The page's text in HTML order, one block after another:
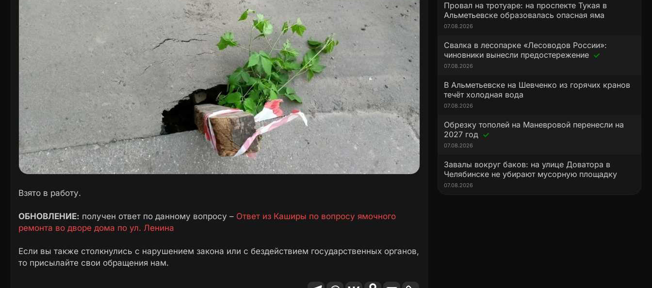
Взято в работу.
ОБНОВЛЕНИЕ: получен ответ по данному вопросу – Ответ из Каширы по вопросу ямочного
ремонта во дворе дома по ул. Ленина
Если вы также столкнулись с нарушением закона или с бездействием государственных органов,
то присылайте свои обращения нам.
Провал на тротуаре: на проспекте Тукая в
Альметьевске образовалась опасная яма
07.08.2026
Свалка в лесопарке «Лесоводов России»:
чиновники вынесли предостережение
07.08.2026
В Альметьевске на Шевченко из горячих кранов
течёт холодная вода
07.08.2026
Обрезку тополей на Маневровой перенесли на
2027 год
07.08.2026
Завалы вокруг баков: на улице Доватора в
Челябинске не убирают мусорную площадку
07.08.2026